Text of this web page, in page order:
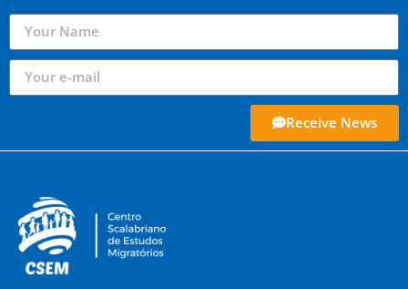
Receive News